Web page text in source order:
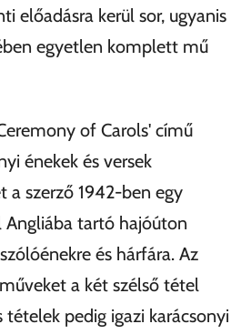
előadásra kerül sor, ugyanis
egyetlen komplett mű
of Carols' című
énekek és versek
szerző 1942-ben egy
tartó hajóúton
és hárfára. Az
a két szélső tétel
tételek pedig igazi karácsonyi